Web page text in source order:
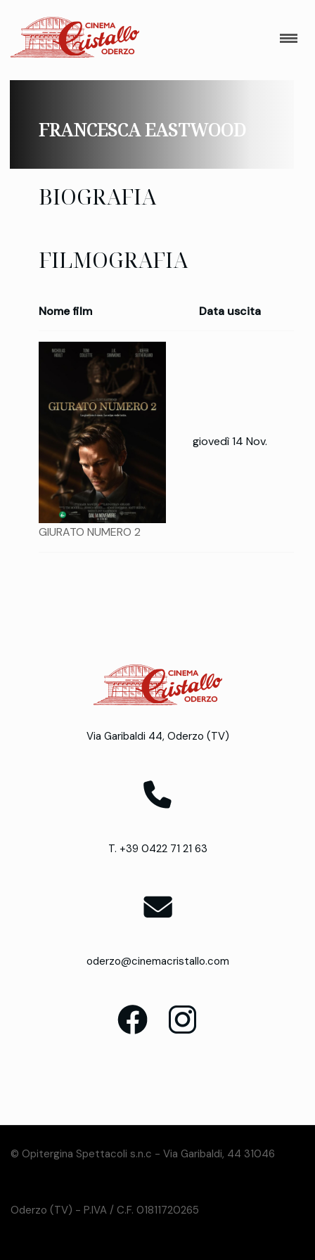
FRANCESCA EASTWOOD
BIOGRAFIA
FILMOGRAFIA
Nome film Data uscita
GIURATO NUMERO 2
giovedì 14 Nov.
Via Garibaldi 44, Oderzo (TV)
T. +39 0422 71 21 63
oderzo@cinemacristallo.com
© Opitergina Spettacoli s.n.c - Via Garibaldi, 44 31046
Oderzo (TV) - P.IVA / C.F. 01811720265